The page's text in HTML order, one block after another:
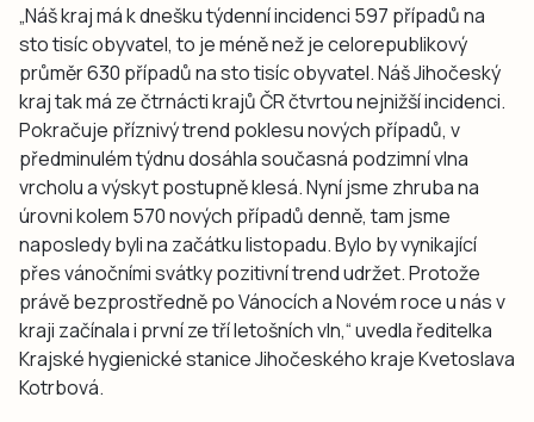
„Náš kraj má k dnešku týdenní incidenci 597 případů na
sto tisíc obyvatel, to je méně než je celorepublikový
průměr 630 případů na sto tisíc obyvatel. Náš Jihočeský
kraj tak má ze čtrnácti krajů ČR čtvrtou nejnižší incidenci.
Pokračuje příznivý trend poklesu nových případů, v
předminulém týdnu dosáhla současná podzimní vlna
vrcholu a výskyt postupně klesá. Nyní jsme zhruba na
úrovni kolem 570 nových případů denně, tam jsme
naposledy byli na začátku listopadu. Bylo by vynikající
přes vánočními svátky pozitivní trend udržet. Protože
právě bezprostředně po Vánocích a Novém roce u nás v
kraji začínala i první ze tří letošních vln,“ uvedla ředitelka
Krajské hygienické stanice Jihočeského kraje Kvetoslava
Kotrbová.